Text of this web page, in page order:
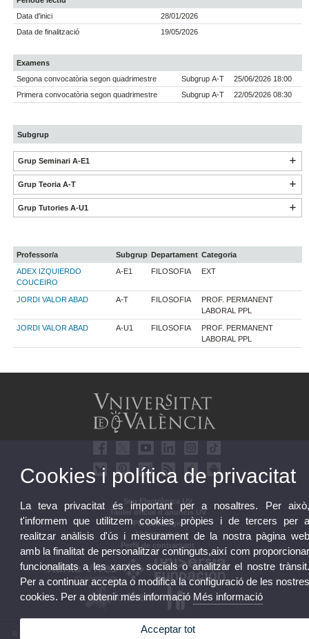
Data d'inici
28/01/2026
Data de finalització
19/05/2026
Examens
Segona convocatòria segon quadrimestre
Subgrup A-T
25/06/2026 18:00
Primera convocatòria segon quadrimestre
Subgrup A-T 22/05/2026 08:30
Subgrup
Grup Seminari A-E1
Grup Teoria A-T
Grup Tutories A-U1
Professor/a Subgrup Departament Categoria
ADEX IZQUIERDO
COUCEIRO
A-E1 FILOSOFIA EXT
JORDI VALOR ABAD A-T FILOSOFIA
PROF. PERMANENT
LABORAL PPL
JORDI VALOR ABAD A-U1 FILOSOFIA
PROF. PERMANENT
LABORAL PPL
Seu Electrònica UV
Tauler oficial d'anuncis UV
Pla Estratègic
UVintegritat
Perfil de contractant
© 2026 UV. - Av. Blasco Ibáñez, 13. 46010 València. Espanya. Tel. UV: (+34) 963 86 41 00
Cookies i política de privacitat
La teva privacitat és important per a nosaltres. Per
t'informem que utilitzem cookies pròpies i de tercers per
realitzar anàlisis d'ús i mesurament de la nostra pàgina
amb la finalitat de personalitzar continguts,així com
funcionalitats a les xarxes socials o analitzar el nostre
Per a continuar accepta o modifica la configuració de les
cookies. Per a obtenir més informació Més informació
Acceptar tot